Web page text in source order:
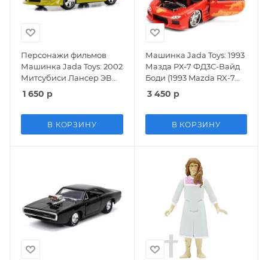
Персонажи фильмов
Машинка Jada Toys: 2002
Митсубиси Лансер ЭВО
VII 1:32 (2002 Mitsubishi
Lancer EVO VII 1:32)
Furious) (99789) 12 см
1 650 р
В КОРЗИНУ
Машинка Jada Toys: 1993
Мазда РХ-7 ФД3С-Вайд
Боди (1993 Mazda RX-7
FD3S-Wide Body 1:24)
Форсаж (The Fast and the
3 450 р
В КОРЗИНУ